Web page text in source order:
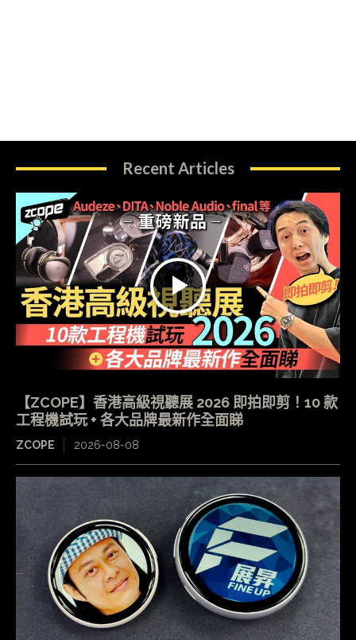
Recent Articles
【ZCOPE】香港高級視聽展 2026 即拍即剪！10 款
工程機試玩 + 各大品牌最新作全面睇
ZCOPE 2026-08-08